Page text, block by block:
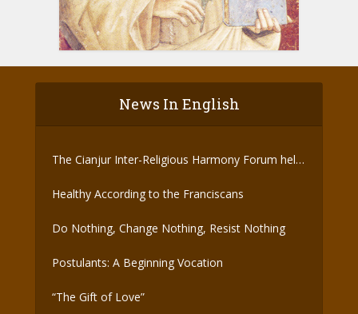
News In English
The Cianjur Inter-Religious Harmony Forum held
Healthy According to the Franciscans
Do Nothing, Change Nothing, Resist Nothing
Postulants: A Beginning Vocation
“The Gift of Love”